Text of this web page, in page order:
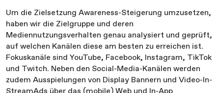
Um die Zielsetzung Awareness-Steigerung umzusetzen,
haben wir die Zielgruppe und deren
Mediennutzungsverhalten genau analysiert und geprüft,
auf welchen Kanälen diese am besten zu erreichen ist.
Fokuskanäle sind YouTube, Facebook, Instagram, TikTok
und Twitch. Neben den Social-Media-Kanälen werden
zudem Ausspielungen von Display Bannern und Video-In-
StreamAds über das (mobile) Web und In-App